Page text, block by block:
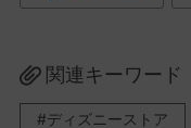
関連キーワード
ディズニーストア